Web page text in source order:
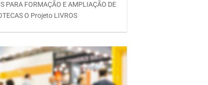
PARA FORMAÇÃO E AMPLIAÇÃO DE
O Projeto LIVROS